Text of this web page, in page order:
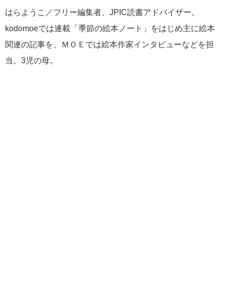
はらようこ／フリー編集者、JPIC読書アドバイザー。
kodomoeでは連載「季節の絵本ノート」をはじめ主に絵本
関連の記事を、ＭＯＥでは絵本作家インタビューなどを担
当。3児の母。